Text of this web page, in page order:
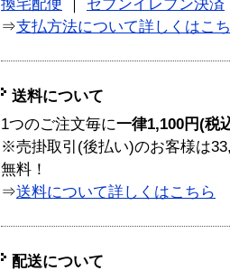
換宅配便
セブンイレブン決済
⇒支払方法について詳しくはこ
送料について
1つのご注文毎に一律1,100円(税
※売掛取引(後払い)のお客様は
無料！
⇒送料について詳しくはこちら
配送について